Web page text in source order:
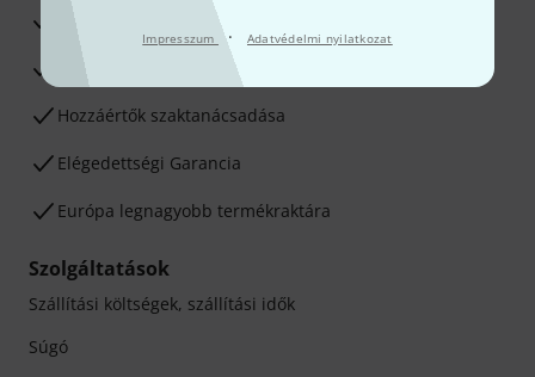
Impresszum · Adatvédelmi nyilatkozat
30 napos pénzvisszafizetési garancia
Hozzáértők szaktanácsadása
Elégedettségi Garancia
Európa legnagyobb termékraktára
Szolgáltatások
Szállítási költségek, szállítási idők
Súgó